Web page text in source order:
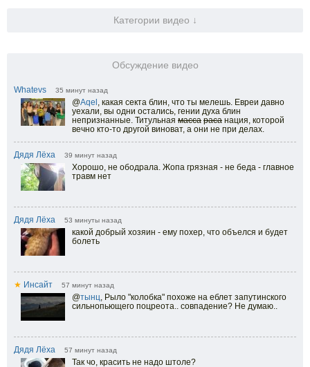
Категории видео ↓
Обсуждение видео
Whatevs 35 минут назад
@Aqel , какая секта блин, что ты мелешь. Евреи давно
уехали, вы одни остались, гении духа блин
непризнанные. Титульная масса раса нация, которой
вечно кто-то другой виноват, а они не при делах.
Дядя Лёха 39 минут назад
Хорошо, не ободрала. Жопа грязная - не беда - главное
травм нет
Дядя Лёха 53 минуты назад
какой добрый хозяин - ему похер, что объелся и будет
болеть
★ Инсайт 57 минут назад
@тынц, Рыло "колобка" похоже на еблет запутинского
сильнопьющего поцреота.. совпадение? Не думаю..
Дядя Лёха 57 минут назад
Так чо, красить не надо штоле?